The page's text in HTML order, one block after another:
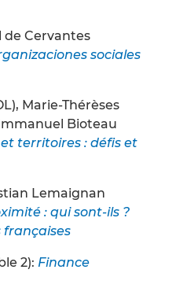
de Cervantes
sociales
Marie-Thérèses
Bioteau
territoires : défis et
Lemaignan
: qui sont-ils ?
françaises
2): Finance